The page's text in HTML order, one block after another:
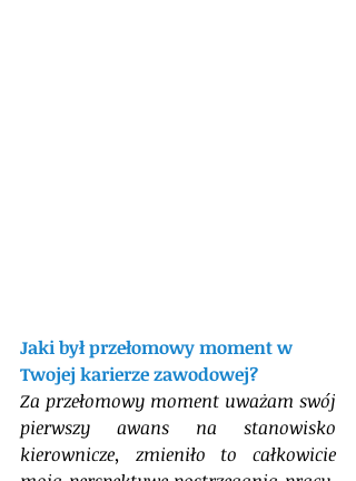
Jaki był przełomowy moment w
Twojej karierze zawodowej?
Za przełomowy moment uważam swój
pierwszy awans na stanowisko
kierownicze, zmieniło to całkowicie